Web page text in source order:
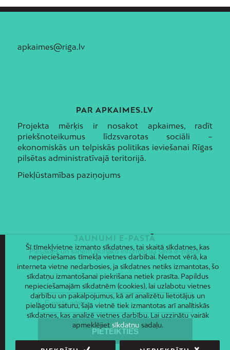
apkaimes@riga.lv
PAR APKAIMES.LV
Projekta mērķis ir nosakot apkaimes, radīt
priekšnoteikumus līdzsvarotas sociāli –
ekonomiskās un telpiskās politikas ieviešanai Rīgas
pilsētas administratīvajā teritorijā.
Piekļūstamības paziņojums
JAUNUMI E-PASTĀ
Piesakies un saņem jaunāko informāciju savā e-pastā!
Šī tīmekļvietne izmanto sīkdatnes, tai skaitā sīkdatnes, kas
nepieciešamas tīmekļa vietnes darbībai. Ņemot vērā, ka
interneta vietne nedarbosies, ja sīkdatnes netiks izmantotas, šo
sīkdatņu izmantošanai piekrišana netiek prasīta. Papildus
nepieciešamajām sīkdatnēm (cookies), lai uzlabotu vietnes
darbību un pakalpojumus, kā arī analizētu lietotājus un
pielāgotu saturu, šajā vietnē tiek izmantotas arī analītiskās
sīkdatnes, kas analizē vietnes darbību. Lai uzzinātu vairāk
apmeklējiet sīkdatņusadaļu.